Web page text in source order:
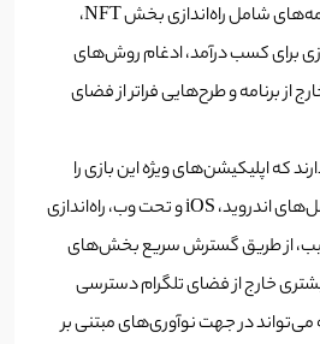
اکوسیستم خود دارد؛ برنامه‌های شامل راه‌اندازی بخش NFT،
برای کسب درآمد، ادغام روش‌های
از برنامه و طرح‌هایی فراتر از فضای
که اپلیکیشن‌های ویژه این بازی را
سازگار با انواع سیستم‌عامل‌های اندروید، iOS و تحت وب، راه‌اندازی
از طریق گسترش سریع بخش‌های
خارج از فضای تلگرام دسترسی
می‌تواند در جهت نوآوری‌های مبتنی بر